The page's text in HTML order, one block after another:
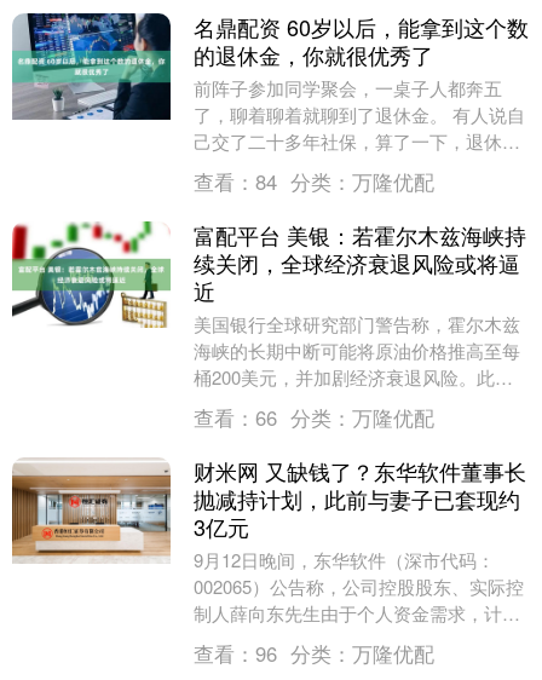
名鼎配资 60岁以后，能拿到这个数
的退休金，你就很优秀了
前阵子参加同学聚会，一桌子人都奔五
了，聊着聊着就聊到了退休金。 有人说自
己交了二十多年社保，算了一下，退休后
大概能拿三千多。话音刚落，旁边一个在
体制内的同学笑了....
查看： 84 分类： 万隆优配
富配平台 美银：若霍尔木兹海峡持
续关闭，全球经济衰退风险或将逼
近
美国银行全球研究部门警告称，霍尔木兹
海峡的长期中断可能将原油价格推高至每
桶200美元，并加剧经济衰退风险。此前
有报道称，伊朗正考虑在石油贸易以人民
币结算的前提下....
查看： 66 分类： 万隆优配
财米网 又缺钱了？东华软件董事长
抛减持计划，此前与妻子已套现约
3亿元
9月12日晚间，东华软件（深市代码：
002065）公告称，公司控股股东、实际控
制人薛向东先生由于个人资金需求，计划
自减持公告披露之日起15个交易日后的3
个月内（....
查看： 96 分类： 万隆优配